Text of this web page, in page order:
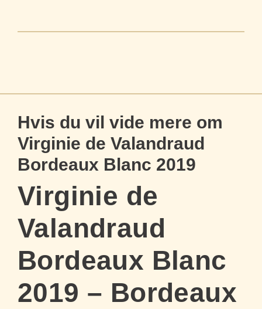
Hvis du vil vide mere om
Virginie de Valandraud
Bordeaux Blanc 2019
Virginie de
Valandraud
Bordeaux Blanc
2019 – Bordeaux